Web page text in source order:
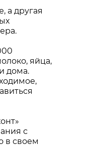
а другая
яйца,
дома.
с
в своем